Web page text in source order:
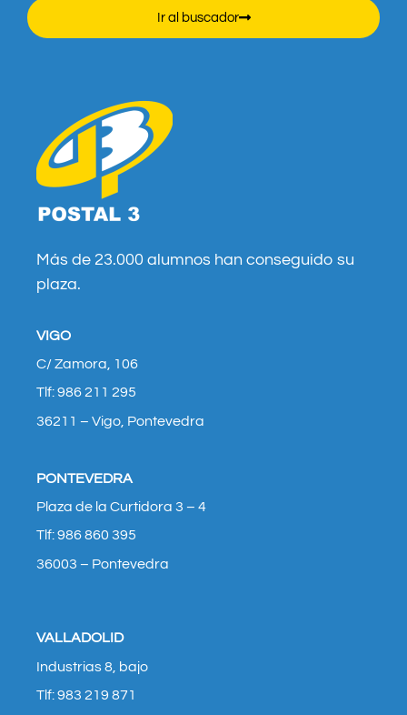
Ir al buscador
Más de 23.000 alumnos han conseguido su
plaza.
VIGO
C/ Zamora, 106
Tlf: 986 211 295
36211 – Vigo, Pontevedra
PONTEVEDRA
Plaza de la Curtidora 3 – 4
Tlf: 986 860 395
36003 – Pontevedra
VALLADOLID
Industrias 8, bajo
Tlf: 983 219 871